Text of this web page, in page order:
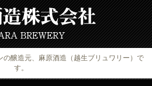
醸造元、麻原酒造（越生ブリュワリー）で
す。